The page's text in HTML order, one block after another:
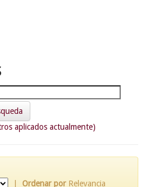
aplicados actualmente)
Ordenar por Relevancia